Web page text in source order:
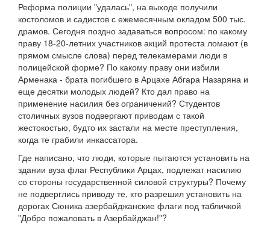
Реформа полиции "удалась", на выходе получили
костоломов и садистов с ежемесячным окладом 500 тыс.
драмов. Сегодня поздно задаваться вопросом: по какому
праву 18-20-летних участников акций протеста ломают (в
прямом смысле слова) перед телекамерами люди в
полицейской форме? По какому праву они избили
Арменака - брата погибшего в Арцахе Абгара Назаряна и
еще десятки молодых людей? Кто дал право на
применение насилия без ограничений? Студентов
столичных вузов подвергают приводам с такой
жестокостью, будто их застали на месте преступления,
когда те грабили инкассатора.
Где написано, что люди, которые пытаются установить на
здании вуза флаг Республики Арцах, подлежат насилию
со стороны государственной силовой структуры? Почему
не подверглись приводу те, кто разрешил установить на
дорогах Сюника азербайджанские флаги под табличкой
"Добро пожаловать в Азербайджан!"?